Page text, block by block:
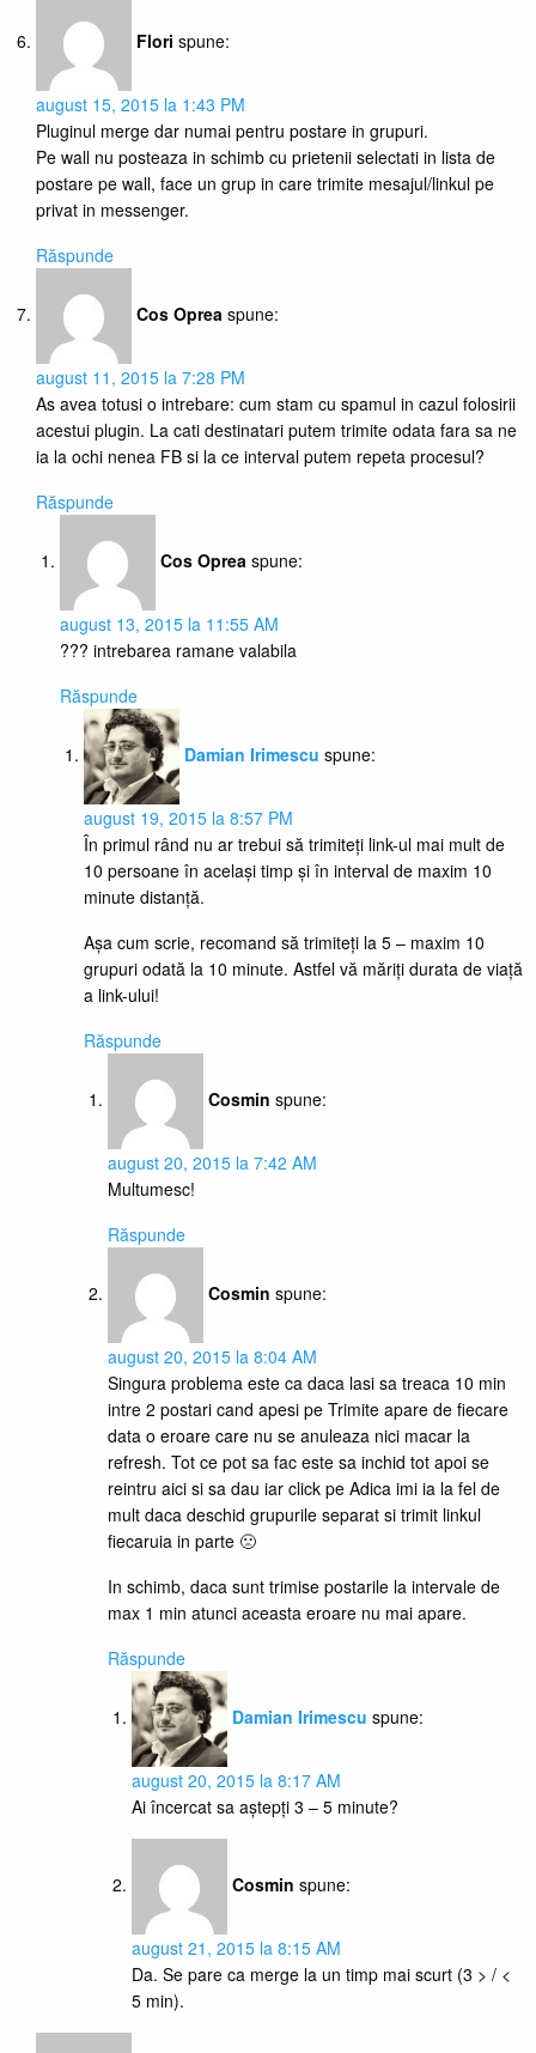
Flori spune:
august 15, 2015 la 1:43 PM
Pluginul merge dar numai pentru postare in grupuri.
Pe wall nu posteaza in schimb cu prietenii selectati in lista de
postare pe wall, face un grup in care trimite mesajul/linkul pe
privat in messenger.
Răspunde
Cos Oprea spune:
august 11, 2015 la 7:28 PM
As avea totusi o intrebare: cum stam cu spamul in cazul folosirii
acestui plugin. La cati destinatari putem trimite odata fara sa ne
ia la ochi nenea FB si la ce interval putem repeta procesul?
Răspunde
Cos Oprea spune:
august 13, 2015 la 11:55 AM
??? intrebarea ramane valabila
Răspunde
Damian Irimescu spune:
august 19, 2015 la 8:57 PM
În primul rând nu ar trebui să trimiteți link-ul mai mult de
10 persoane în același timp și în interval de maxim 10
minute distanță.
Așa cum scrie, recomand să trimiteți la 5 – maxim 10
grupuri odată la 10 minute. Astfel vă măriți durata de viață
a link-ului!
Răspunde
Cosmin spune:
august 20, 2015 la 7:42 AM
Multumesc!
Răspunde
Cosmin spune:
august 20, 2015 la 8:04 AM
Singura problema este ca daca lasi sa treaca 10 min
intre 2 postari cand apesi pe Trimite apare de fiecare
data o eroare care nu se anuleaza nici macar la
refresh. Tot ce pot sa fac este sa inchid tot apoi se
reintru aici si sa dau iar click pe Adica imi ia la fel de
mult daca deschid grupurile separat si trimit linkul
fiecaruia in parte 🙁
In schimb, daca sunt trimise postarile la intervale de
max 1 min atunci aceasta eroare nu mai apare.
Răspunde
Damian Irimescu spune:
august 20, 2015 la 8:17 AM
Ai încercat sa aștepți 3 – 5 minute?
Cosmin spune:
august 21, 2015 la 8:15 AM
Da. Se pare ca merge la un timp mai scurt (3 > / <
5 min).